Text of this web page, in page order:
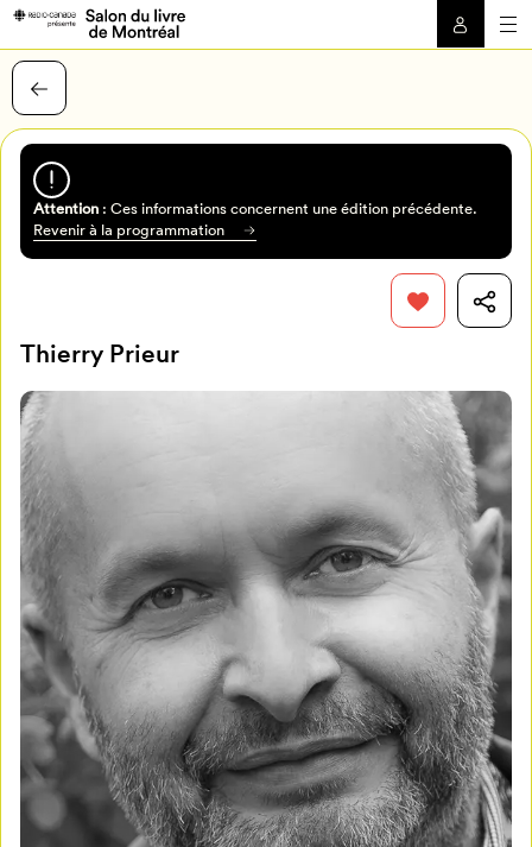
Mon Salon
Programmation
Attention: Ces informations concernent une édition précédente.
Revenir à la programmation
Thierry Prieur
Pour enregistrer vos favoris,
connectez-vous ou créez votre profil
Mon Salon